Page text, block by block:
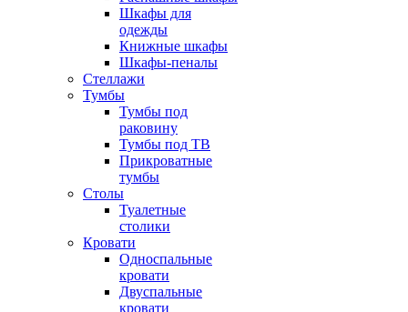
Шкафы для
одежды
Книжные шкафы
Шкафы-пеналы
Стеллажи
Тумбы
Тумбы под
раковину
Тумбы под ТВ
Прикроватные
тумбы
Столы
Туалетные
столики
Кровати
Односпальные
кровати
Двуспальные
кровати